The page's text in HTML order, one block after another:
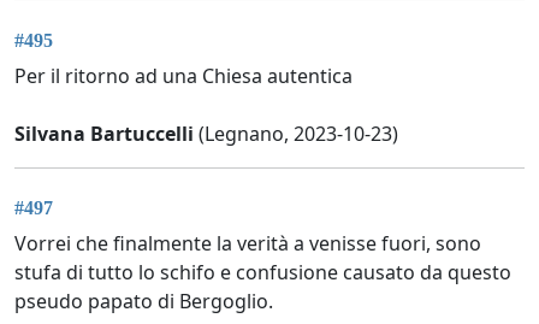
#495
Per il ritorno ad una Chiesa autentica
Silvana Bartuccelli (Legnano, 2023-10-23)
#497
Vorrei che finalmente la verità a venisse fuori, sono
stufa di tutto lo schifo e confusione causato da questo
pseudo papato di Bergoglio.